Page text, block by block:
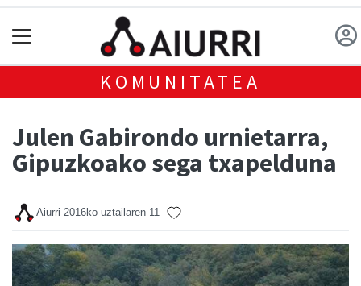
KOMUNITATEA
Julen Gabirondo urnietarra,
Gipuzkoako sega txapelduna
Aiurri 2016ko uztailaren 11